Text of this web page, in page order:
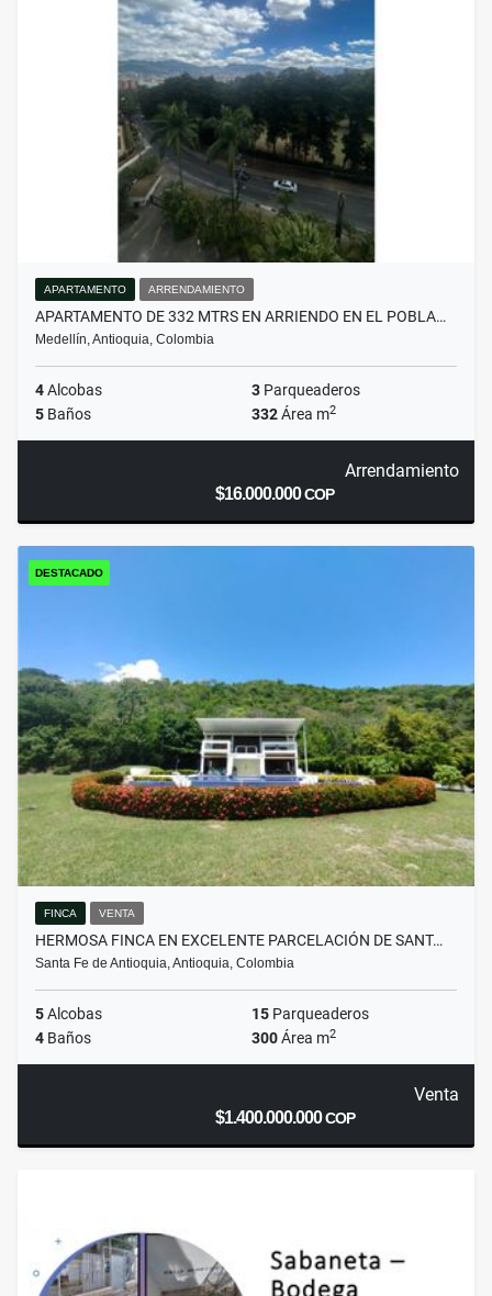
APARTAMENTO ARRENDAMIENTO
APARTAMENTO DE 332 MTRS EN ARRIENDO EN EL POBLA…
Medellín, Antioquia, Colombia
4Alcobas 3 Parqueaderos
5 Baños 332Área m2
Arrendamiento
$16.000.000COP
DESTACADO
FINCA VENTA
HERMOSA FINCA EN EXCELENTE PARCELACIÓN DE SANT…
Santa Fe de Antioquia, Antioquia, Colombia
5Alcobas 15 Parqueaderos
4 Baños 300Área m2
Venta
$1.400.000.000COP